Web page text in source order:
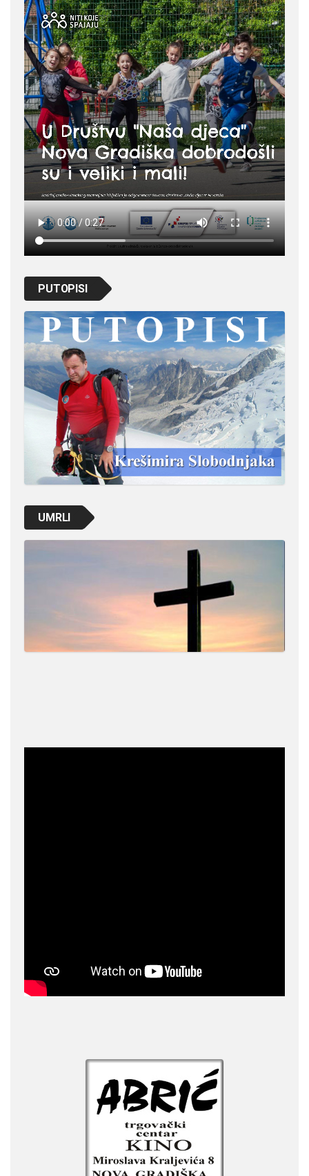
PUTOPISI
UMRLI